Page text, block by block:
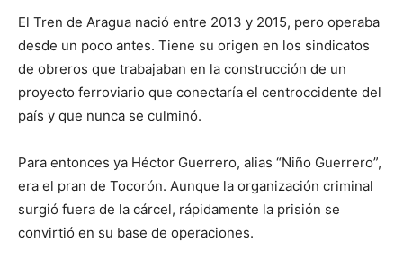
El Tren de Aragua nació entre 2013 y 2015, pero operaba
desde un poco antes. Tiene su origen en los sindicatos
de obreros que trabajaban en la construcción de un
proyecto ferroviario que conectaría el centroccidente del
país y que nunca se culminó.
Para entonces ya Héctor Guerrero, alias “Niño Guerrero”,
era el pran de Tocorón. Aunque la organización criminal
surgió fuera de la cárcel, rápidamente la prisión se
convirtió en su base de operaciones.